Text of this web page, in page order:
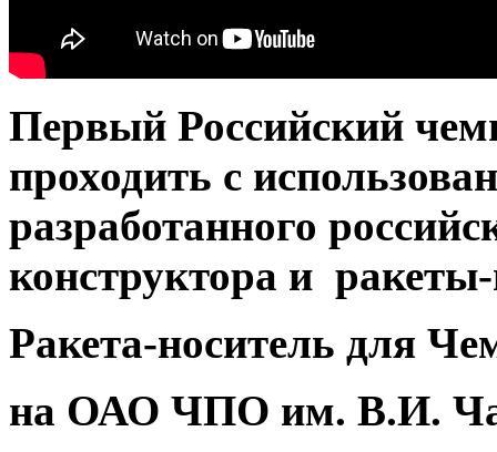
Первый Российский
проходить с
разработанного
конструктора и
Ракета-носитель для
на ОАО ЧПО им. В.И.